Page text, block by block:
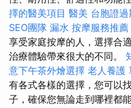
擇的醫美項目 醫美 台胞證
SEO團隊 漏水 按摩服務推薦
享受家庭按摩的人，選擇合
治療體驗帶來很大的不同。
意下午茶外燴選擇 老人養護
有各式各樣的選擇，您可以
子，確保您無論走到哪裡都